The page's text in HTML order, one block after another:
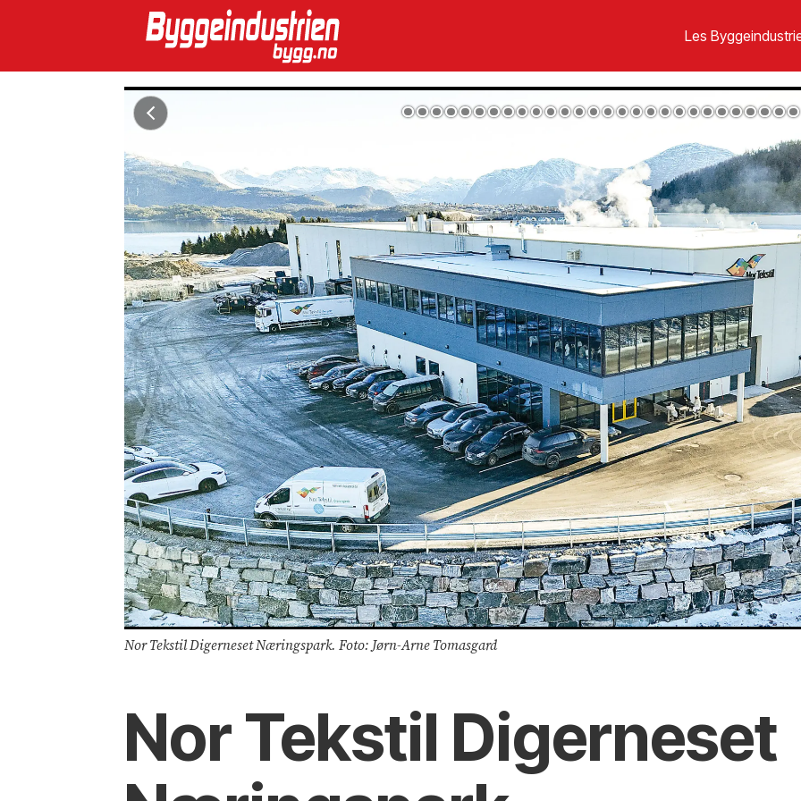
Les
Nor Tekstil Digerneset Næringspark. Foto: Jørn-Arne Tomasgard
Nor Tekstil Digerneset